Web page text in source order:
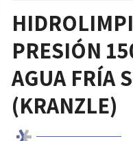
PRESIÓN
AGUA FRÍA
(KRANZLE)